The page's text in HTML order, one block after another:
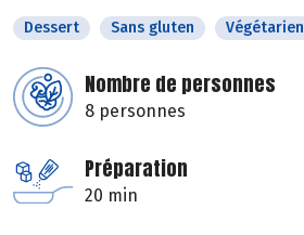
Dessert Sans gluten Végétarien
Nombre de personnes
8 personnes
Préparation
20 min